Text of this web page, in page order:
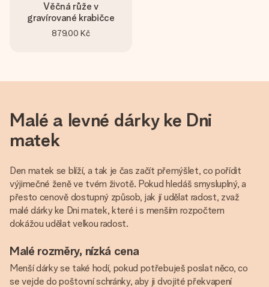
Věčná růže v
gravírované krabičce
879,00 Kč
Malé a levné dárky ke Dni
matek
Den matek se blíží, a tak je čas začít přemýšlet, co pořídit
výjimečné ženě ve tvém životě. Pokud hledáš smysluplný, a
přesto cenově dostupný způsob, jak jí udělat radost, zvaž
malé dárky ke Dni matek, které i s menším rozpočtem
dokážou udělat velkou radost.
Malé rozměry, nízká cena
Menší dárky se také hodí, pokud potřebuješ poslat něco, co
se vejde do poštovní schránky, aby ji dvojité překvapení